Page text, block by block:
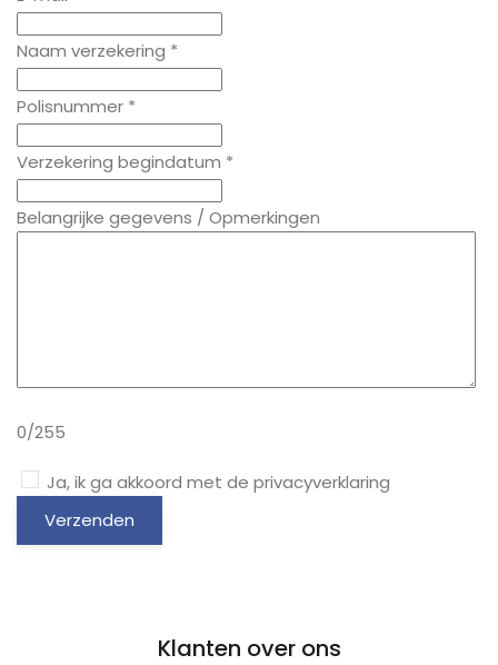
Naam verzekering *
Polisnummer *
Verzekering begindatum *
Belangrijke gegevens / Opmerkingen
0/255
Ja, ik ga akkoord met de privacyverklaring
Verzenden
Klanten over ons